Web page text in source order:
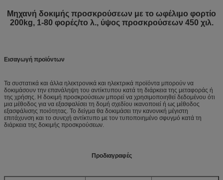
Μηχανή δοκιμής προσκρούσεων με το ωφέλιμο φορτίο
200kg, 1-80 φορές/το λ., ύψος προσκρούσεων 450 χιλ.
Εισαγωγή προϊόντων
Τα συστατικά και άλλα ηλεκτρονικά και ηλεκτρικά προϊόντα μπορούν να
δοκιμάσουν την επανάληψη του αντίκτυπου κατά τη διάρκεια της μεταφοράς ή
της χρήσης. Η δοκιμή προσκρούσεων μπορεί να χρησιμοποιηθεί δεδομένου ότι
μια μέθοδος για να εξασφαλίσει τη δομή σχεδίου ικανοποιεί ή ως μέθοδος
εξασφάλισης ποιότητας. Το δείγμα θα δοκιμάσει την κανονική μέγιστη
επιτάχυνση και το συνεχή αντίκτυπο με τον τυποποιημένο σφυγμό κατά τη
διάρκεια της δοκιμής προσκρούσεων.
Προδιαγραφές